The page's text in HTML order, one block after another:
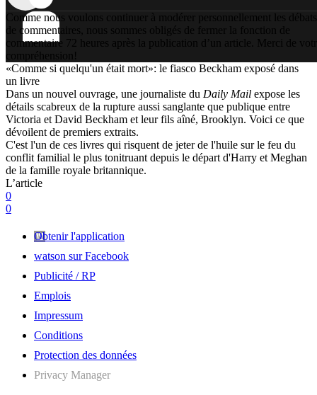
Comme nous voulons continuer à modérer personnellement les débats
de commentaires, nous sommes obligés de fermer la fonction de
commentaire 72 heures après la publication d’un article. Merci de
compréhension!
«Comme si quelqu'un était mort»: le fiasco Beckham exposé dans
un livre
Dans un nouvel ouvrage, une journaliste du Daily Mail expose les
détails scabreux de la rupture aussi sanglante que publique entre
Victoria et David Beckham et leur fils aîné, Brooklyn. Voici ce que
dévoilent de premiers extraits.
C'est l'un de ces livres qui risquent de jeter de l'huile sur le feu du
conflit familial le plus tonitruant depuis le départ d'Harry et Meghan
de la famille royale britannique.
L’article
0
0
Obtenir l'application
watson sur Facebook
Publicité / RP
Emplois
Impressum
Conditions
Protection des données
Privacy Manager